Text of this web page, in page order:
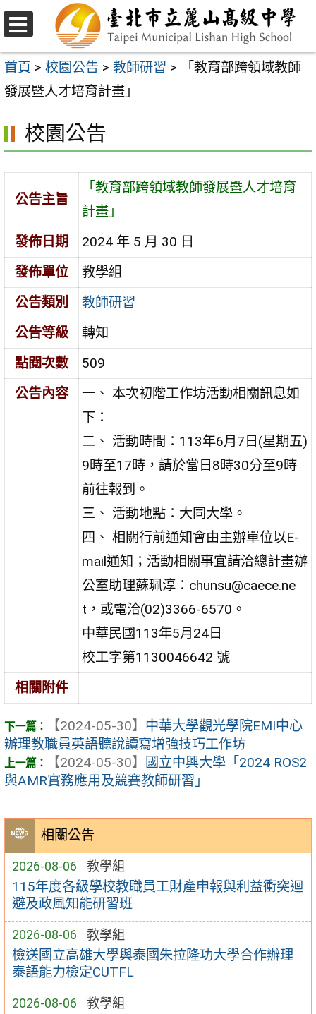
跳
至
主
要
容
區
選
單
首頁 > 校園公告 > 教師研習 >
「教育部跨領域教師
發展暨人才培育計畫」
相關公告
2026-08-06 教學組
115年度各級學校教職員工財產申報與利益衝突迴
避及政風知能研習班
2026-08-06 教學組
檢送國立高雄大學與泰國朱拉隆功大學合作辦理
泰語能力檢定CUTFL
2026-08-06 教學組
校園公告
公告主旨
「教育部跨領域教師發展暨人才培育
計畫」
發佈日期
2024 年 5 月 30 日
發佈單位
教學組
公告類別
教師研習
公告等級
轉知
點閱次數
509
公告內容
一、 本次初階工作坊活動相關訊息如
下：
二、 活動時間：113年6月7日(星期五)
9時至17時，請於當日8時30分至9時
前往報到。
三、 活動地點：大同大學。
四、 相關行前通知會由主辦單位以E-
mail通知；活動相關事宜請洽總計畫辦
公室助理蘇珮淳：chunsu@caece.ne
t，或電洽(02)3366-6570。
中華民國113年5月24日
校工字第1130046642 號
相關附件
【2024-05-30】 中華大學觀光學院EMI中心
辦理教職員英語聽說讀寫增強技巧工作坊
【2024-05-30】
國立中興大學「2024 ROS2
與AMR實務應用及競賽教師研習」